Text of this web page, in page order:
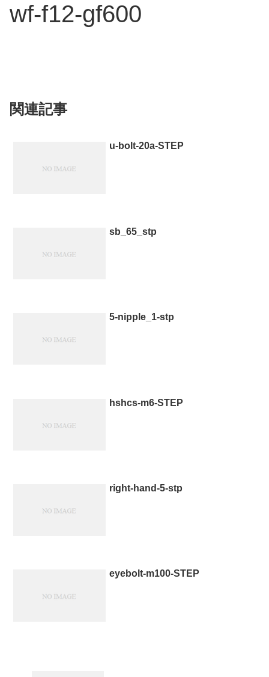
wf-f12-gf600
関連記事
u-bolt-20a-STEP
sb_65_stp
5-nipple_1-stp
hshcs-m6-STEP
right-hand-5-stp
eyebolt-m100-STEP